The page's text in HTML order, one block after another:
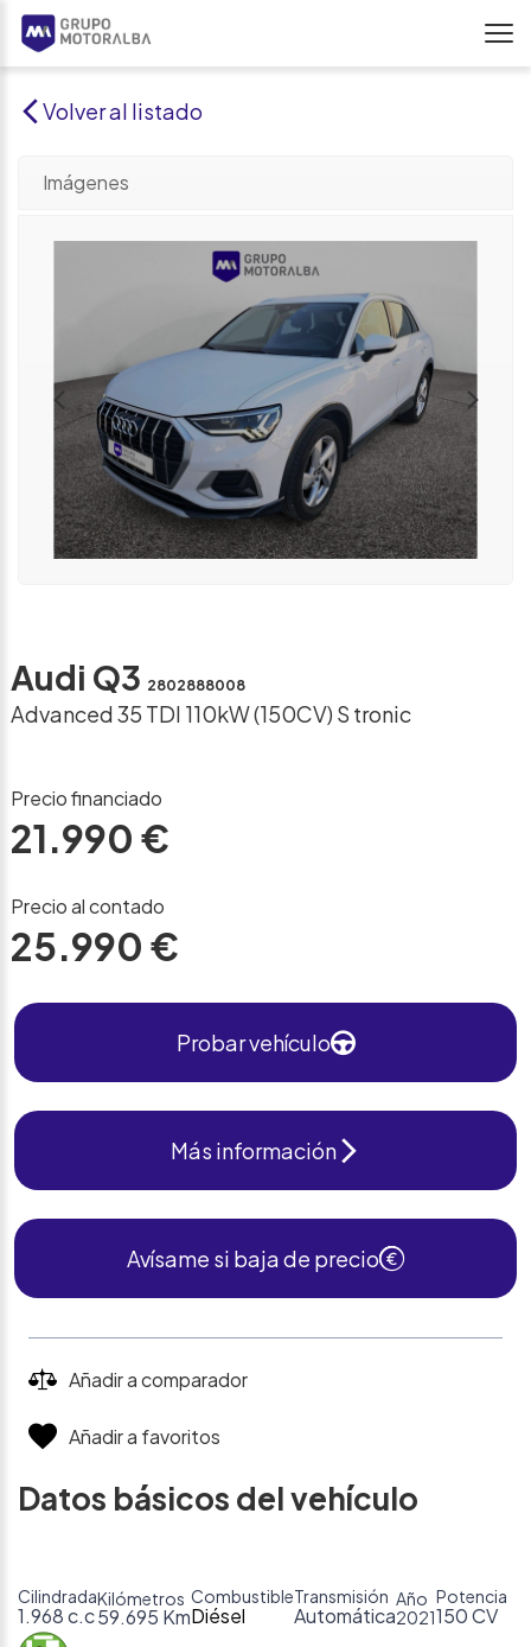
Volver al listado
Imágenes
Audi Q3 2802888008
Advanced 35 TDI 110kW (150CV) S tronic
Precio financiado
21.990 €
Precio al contado
25.990 €
Probar vehículo
Más información
Avísame si baja de precio
Añadir a comparador
Añadir a favoritos
Datos básicos del vehículo
Cilindrada
1.968 c.c
Kilómetros
59.695 Km
Combustible
Diésel
Transmisión
Automática
Año
2021
Potencia
150 CV